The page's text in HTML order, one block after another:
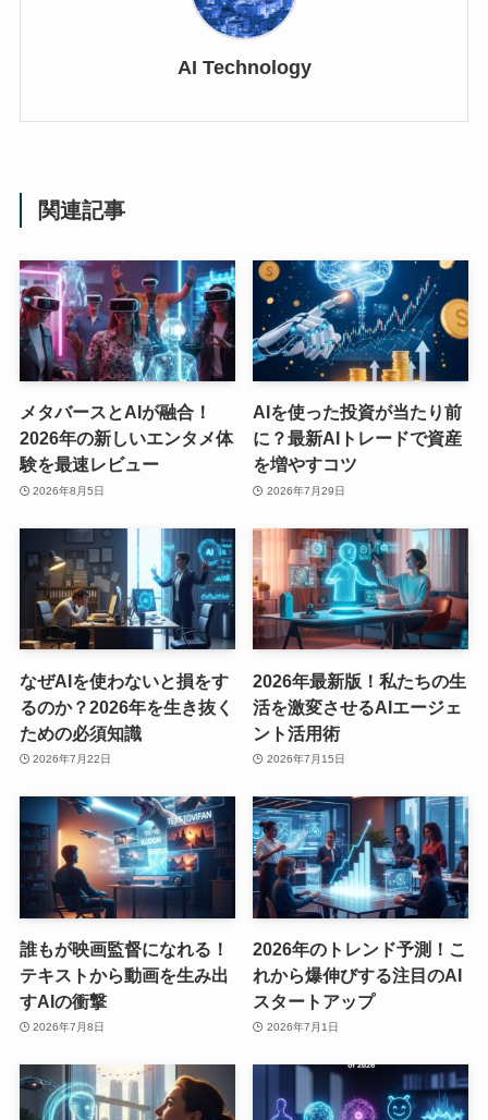
AI Technology
関連記事
メタバースとAIが融合！
2026年の新しいエンタメ体
験を最速レビュー
2026年8月5日
AIを使った投資が当たり前
に？最新AIトレードで資産
を増やすコツ
2026年7月29日
なぜAIを使わないと損をす
るのか？2026年を生き抜く
ための必須知識
2026年7月22日
2026年最新版！私たちの生
活を激変させるAIエージェ
ント活用術
2026年7月15日
誰もが映画監督になれる！
テキストから動画を生み出
すAIの衝撃
2026年7月8日
2026年のトレンド予測！こ
れから爆伸びする注目のAI
スタートアップ
2026年7月1日